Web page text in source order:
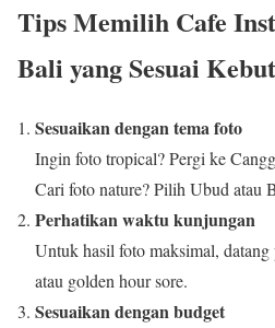
Tips Memilih Cafe
Bali yang Sesuai
Sesuaikan dengan tema foto
Ingin foto tropical? Pergi ke
Cari foto nature? Pilih Ubud atau
Perhatikan waktu kunjungan
Untuk hasil foto maksimal,
atau golden hour sore.
Sesuaikan dengan budget